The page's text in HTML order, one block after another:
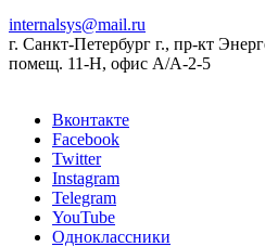
internalsys@mail.ru
г. Санкт-Петербург г., пр-кт
помещ. 11-Н, офис А/А-2-5
Вконтакте
Facebook
Twitter
Instagram
Telegram
YouTube
Одноклассники